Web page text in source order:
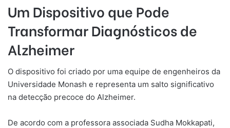
Um Dispositivo que Pode
Transformar Diagnósticos de
Alzheimer
O dispositivo foi criado por uma equipe de engenheiros da
Universidade Monash e representa um salto significativo
na detecção precoce do Alzheimer.
De acordo com a professora associada Sudha Mokkapati,